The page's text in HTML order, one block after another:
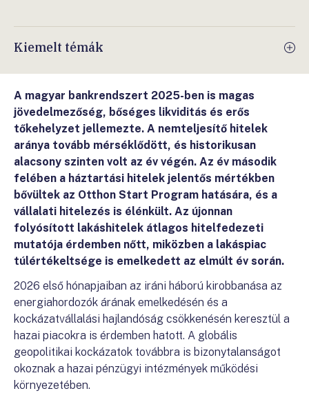
Kiemelt témák
A magyar bankrendszert 2025-ben is magas
jövedelmezőség, bőséges likviditás és erős
tőkehelyzet jellemezte. A nemteljesítő hitelek
aránya tovább mérséklődött, és historikusan
alacsony szinten volt az év végén. Az év második
felében a háztartási hitelek jelentős mértékben
bővültek az Otthon Start Program hatására, és a
vállalati hitelezés is élénkült. Az újonnan
folyósított lakáshitelek átlagos hitelfedezeti
mutatója érdemben nőtt, miközben a lakáspiac
túlértékeltsége is emelkedett az elmúlt év során.
2026 első hónapjaiban az iráni háború kirobbanása az
energiahordozók árának emelkedésén és a
kockázatvállalási hajlandóság csökkenésén keresztül a
hazai piacokra is érdemben hatott. A globális
geopolitikai kockázatok továbbra is bizonytalanságot
okoznak a hazai pénzügyi intézmények működési
környezetében.